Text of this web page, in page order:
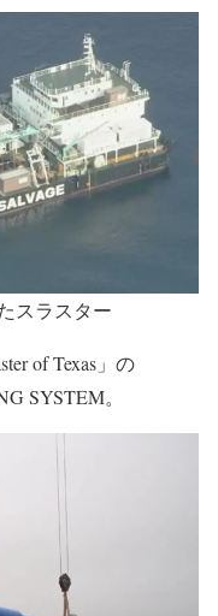
スラスター
of Texas」の
SYSTEM。